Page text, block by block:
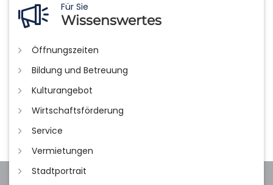
Für Sie
Wissenswertes
Öffnungszeiten
Bildung und Betreuung
Kulturangebot
Wirtschaftsförderung
Service
Vermietungen
Stadtportrait